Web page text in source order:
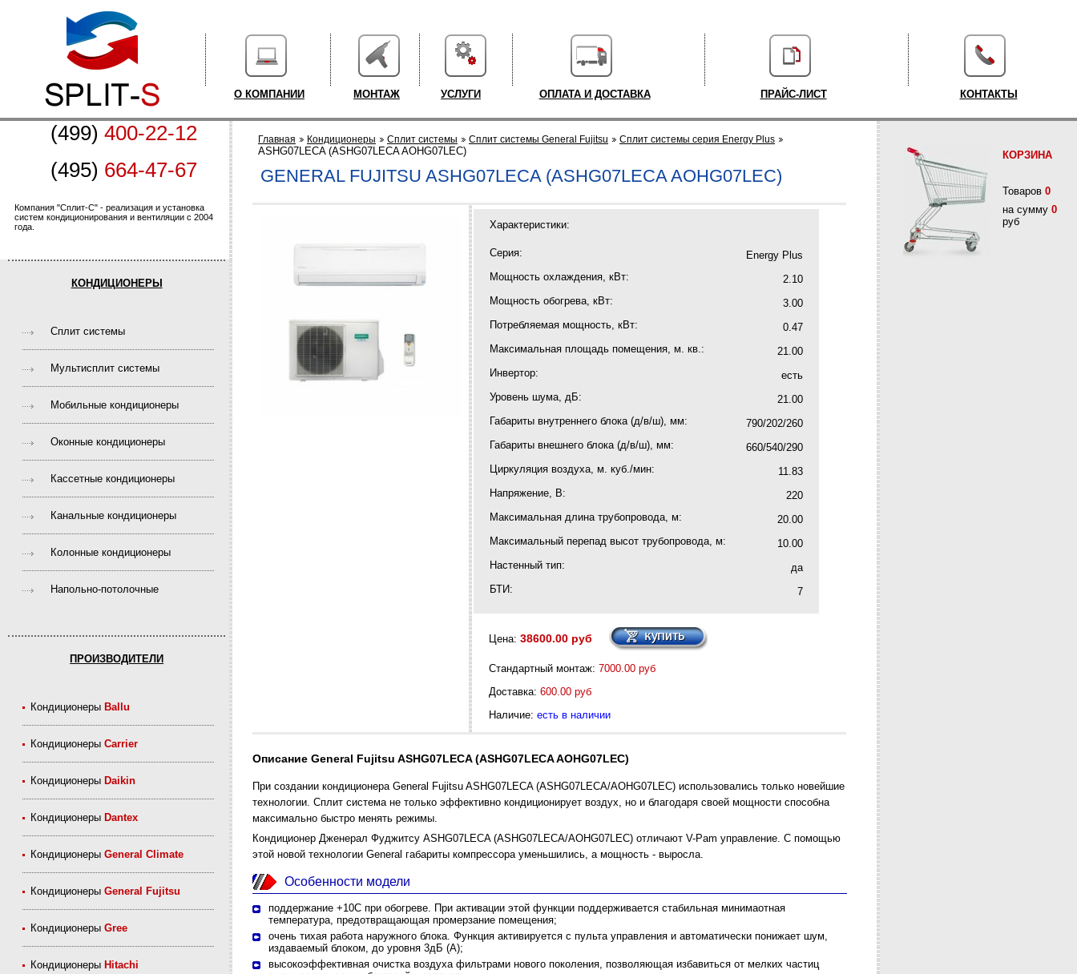
О КОМПАНИИ МОНТАЖ УСЛУГИ ОПЛАТА И ДОСТАВКА ПРАЙС-ЛИСТ КОНТАКТЫ
(499) 400-22-12
(495) 664-47-67
Компания "Сплит-С" - реализация и установка
систем кондиционирования и вентиляции с 2004
года.
КОНДИЦИОНЕРЫ
Cплит системы
Мультисплит системы
Мобильные кондиционеры
Оконные кондиционеры
Кассетные кондиционеры
Канальные кондиционеры
Колонные кондиционеры
Напольно-потолочные
ПРОИЗВОДИТЕЛИ
Кондиционеры Ballu
КондиционерыCarrier
Кондиционеры Daikin
Кондиционеры Dantex
КондиционерыGeneral Climate
КондиционерыGeneral Fujitsu
КондиционерыGree
Кондиционеры Hitachi
Главная Кондиционеры Cплит системы Cплит системы General Fujitsu Cплит системы серия Energy Plus
ASHG07LECA (ASHG07LECA AOHG07LEC)
GENERAL FUJITSU ASHG07LECA (ASHG07LECA AOHG07LEC)
Характеристики:
Серия:
Energy Plus
Мощность охлаждения, кВт:
2.10
Мощность обогрева, кВт:
3.00
Потребляемая мощность, кВт:
0.47
Максимальная площадь помещения, м. кв.:
21.00
Инвертор:
есть
Уровень шума, дБ:
21.00
Габариты внутреннего блока (д/в/ш), мм:
790/202/260
Габариты внешнего блока (д/в/ш), мм:
660/540/290
Циркуляция воздуха, м. куб./мин:
11.83
Напряжение, В:
220
Максимальная длина трубопровода, м:
20.00
Максимальный перепад высот трубопровода, м:
10.00
Настенный тип:
да
БТИ:
7
Цена: 38600.00 руб
Стандартный монтаж: 7000.00 руб
Доставка: 600.00 руб
Наличие: есть в наличии
Описание General Fujitsu ASHG07LECA (ASHG07LECA AOHG07LEC)
При создании кондиционера General Fujitsu ASHG07LECA (ASHG07LECA/AOHG07LEC) использовались только новейшие
технологии. Сплит система не только эффективно кондиционирует воздух, но и благодаря своей мощности способна
максимально быстро менять режимы.
Кондиционер Дженерал Фуджитсу ASHG07LECA (ASHG07LECA/AOHG07LEC) отличают V-Pam управление. С помощью
этой новой технологии General габариты компрессора уменьшились, а мощность - выросла.
Особенности модели
поддержание +10С при обогреве. При активации этой функции поддерживается стабильная минимаотная
температура, предотвращающая промерзание помещения;
очень тихая работа наружного блока. Функция активируется с пульта управления и автоматически понижает шум,
издаваемый блоком, до уровня 3дБ (А);
высокоэффективная очистка воздуха фильтрами нового поколения, позволяющая избавиться от мелких частиц
КОРЗИНА
Товаров 0
на сумму 0
руб